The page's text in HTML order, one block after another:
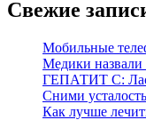
Свежие
Мобильные
Медики
ГЕПАТИТ С:
Сними усталость
Как лучше